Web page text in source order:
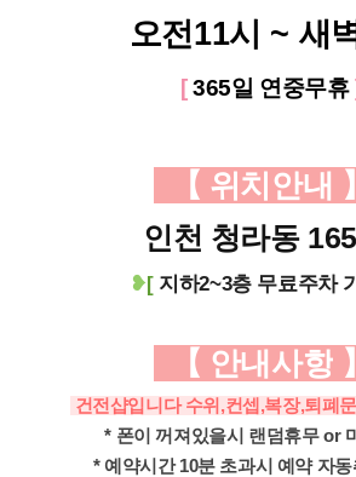
오전11시 ~ 새
[ 365일 연중무휴
【 위치안내
인천 청라동
❥[ 지하2~3층 무료주차
【 안내사항
건전샵입니다 수위,컨셉,복장,퇴폐
* 폰이 꺼져있을시 랜덤휴무 or
* 예약시간 10분 초과시 예약 자